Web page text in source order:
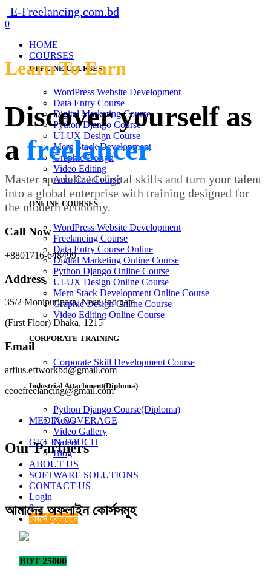
E-Freelancing.com.bd
0
HOME
COURSES
OFFLINE COURSES
WordPress Website Development
Data Entry Course
Digital Marketing Course
Python Django Course
UI-UX Design Course
Mern Stack Development
Graphic Design
Video Editing
Auto Cad Course
ONLINE COURSES
WordPress Website Development
Freelancing Course
Data Entry Course Online
Digital Marketing Online Course
Python Django Online Course
UI-UX Design Online Course
Mern Stack Development Online Course
Graphic Design Online Course
Video Editing Online Course
CORPORATE TRAINING
Corporate Skill Development Course
Industrial Attachment(Diploma)
Python Django Course(Diploma)
MEDIA COVERAGE
News
Video Gallery
GET IN TOUCH
Career
Blog
ABOUT US
SOFTWARE SOLUTIONS
CONTACT US
Login
0
কোর্সে যুক্তহোন
Learn To Earn
Discover yourself as
a freelancer
Master specialized digital skills and turn your talent
into a global enterprise with training designed for
the modern economy.
Call Now
+8801716-648499
Address
35/2 Monipuripara, Near 2nd gate
(First Floor) Dhaka, 1215
Email
arfius.eftworkbd@gmail.com
ceoefreelancing@gmail.com
Our Partners
আমাদের অফলাইন কোর্সসমূহ
BDT 25000